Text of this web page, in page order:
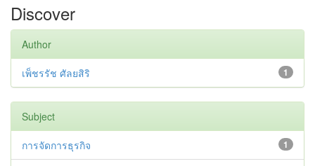
Discover
Author
1
เพ็ชรรัช ศัลยสิริ
Subject
1
การจัดการธุรกิจ